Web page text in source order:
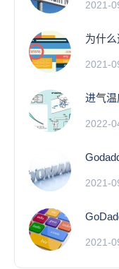
2021-
为什
2021-
进气
2022-
2021-
2021-